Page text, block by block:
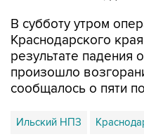
В субботу утром
Краснодарского края
результате
произошло
сообщалось о пяти
Ильский НПЗ